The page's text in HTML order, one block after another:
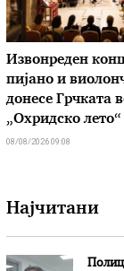
Извонреден
пијано и
донесе Грчката
„Охридско лето“
08/08/2026 09:08
Најчитани